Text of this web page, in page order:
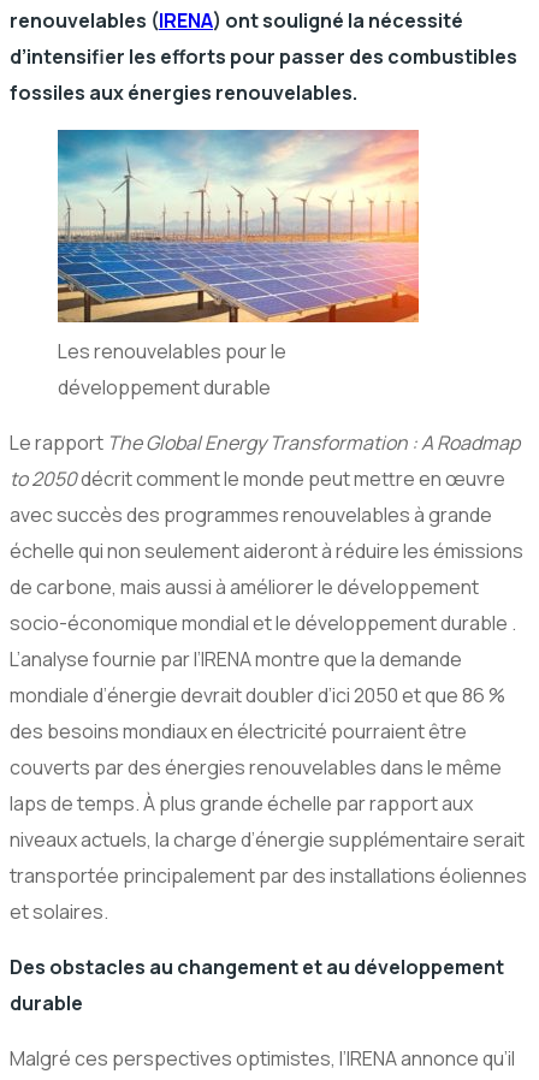
renouvelables (IRENA) ont souligné la nécessité
d’intensifier les efforts pour passer des combustibles
fossiles aux énergies renouvelables.
Les renouvelables pour le
développement durable
Le rapport The Global Energy Transformation : A Roadmap
to 2050décrit comment le monde peut mettre en œuvre
avec succès des programmes renouvelables à grande
échelle qui non seulement aideront à réduire les émissions
de carbone, mais aussi à améliorer le développement
socio-économique mondial et le développement durable .
L’analyse fournie par l’IRENA montre que la demande
mondiale d’énergie devrait doubler d’ici 2050 et que 86 %
des besoins mondiaux en électricité pourraient être
couverts par des énergies renouvelables dans le même
laps de temps. À plus grande échelle par rapport aux
niveaux actuels, la charge d’énergie supplémentaire serait
transportée principalement par des installations éoliennes
et solaires.
Des obstacles au changement et au développement
durable
Malgré ces perspectives optimistes, l’IRENA annonce qu’il